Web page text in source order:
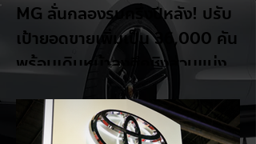
MG ลั่นกลองรบครึ่งปีหลัง! ปรับ
เป้ายอดขายเพิ่มเป็น 36,000 คัน
พร้อมเดินหน้าลงศึกชิงส่วนแบ่ง
ตลาดไฮบริด (HEV)
รายงานทิศทางธุรกิจครึ่งปีหลัง 2569 จาก
เอ็มจี เซลส์ (ประเทศไทย) โดย นายฉัตวิทัย ตัน
ตราภรณ์ รองกรรมการผู้จัดการ เผยยอดจด